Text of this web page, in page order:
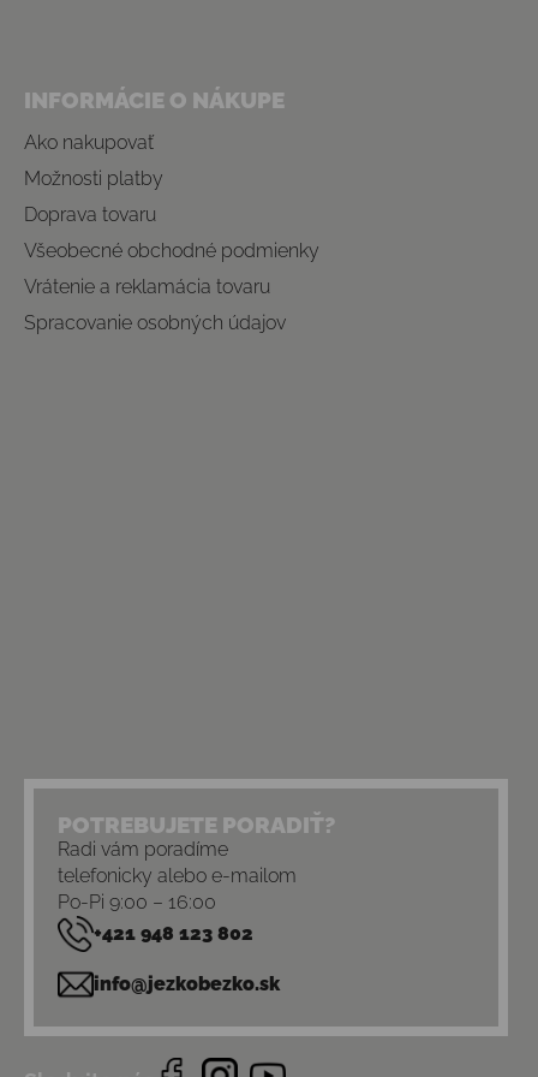
INFORMÁCIE O NÁKUPE
Ako nakupovať
Možnosti platby
Doprava tovaru
Všeobecné obchodné podmienky
Vrátenie a reklamácia tovaru
Spracovanie osobných údajov
POTREBUJETE PORADIŤ?
Radi vám poradíme
telefonicky alebo e-mailom
Po-Pi 9:00 – 16:00
+421 948 123 802
info@jezkobezko.sk